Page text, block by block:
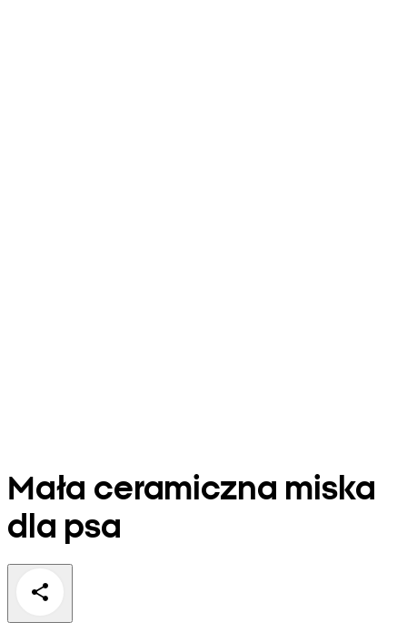
Mała ceramiczna miska
dla psa